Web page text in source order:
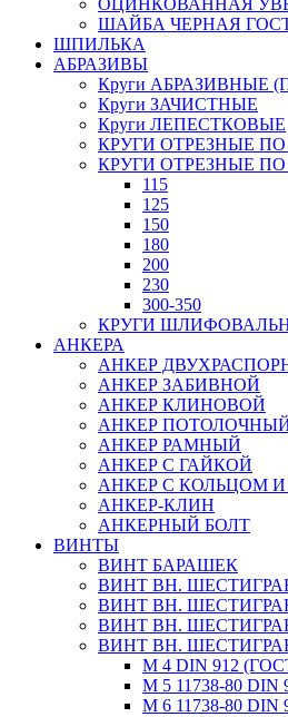
ОЦИНКОВАННАЯ
ШАЙБА ЧЕРНАЯ ГОСТ
ШПИЛЬКА
АБРАЗИВЫ
Круги АБРАЗИВНЫЕ
Круги ЗАЧИСТНЫЕ
Круги ЛЕПЕСТКОВЫЕ
КРУГИ ОТРЕЗНЫЕ
КРУГИ ОТРЕЗНЫЕ
115
125
150
180
200
230
300-350
КРУГИ
АНКЕРА
АНКЕР
АНКЕР ЗАБИВНОЙ
АНКЕР КЛИНОВОЙ
АНКЕР
АНКЕР РАМНЫЙ
АНКЕР С ГАЙКОЙ
АНКЕР С КОЛЬЦОМ
АНКЕР-КЛИН
АНКЕРНЫЙ БОЛТ
ВИНТЫ
ВИНТ БАРАШЕК
ВИНТ ВН.
ВИНТ ВН.
ВИНТ ВН.
ВИНТ ВН.
М 4 DIN 912
М 5 11738-80 DIN
М 6 11738-80 DIN